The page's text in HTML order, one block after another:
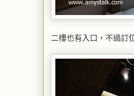
二樓也有入口，不過訂